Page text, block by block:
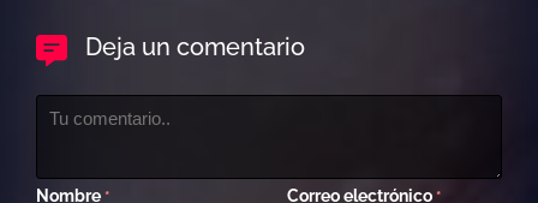
Deja un comentario
Nombre * Correo electrónico *